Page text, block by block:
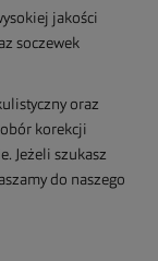
jakości
soczewek
oraz
korekcji
Jeżeli szukasz
do naszego